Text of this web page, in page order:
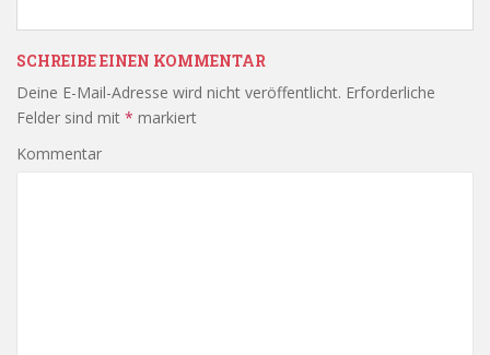
SCHREIBE EINEN KOMMENTAR
Deine E-Mail-Adresse wird nicht veröffentlicht. Erforderliche
Felder sind mit * markiert
Kommentar